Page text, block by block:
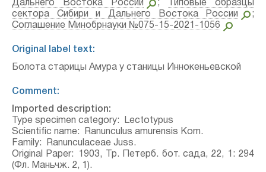
Дальнего Востока России
;
Типовые образцы
сектора Сибири и Дальнего Востока России
;
Соглашение Минобрнауки №075-15-2021-1056
Original label text:
Болота старицы Амура у станицы Иннокеньевской
Comment:
Imported description:
Type specimen category:
Lectotypus
Scientific name:
Ranunculus amurensis Kom.
Family:
Ranunculaceae Juss.
Original Paper:
1903, Тр. Петерб. бот. сада, 22, 1: 294
(Фл. Маньчж. 2, 1).